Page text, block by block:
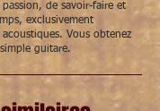
de savoir-faire et
exclusivement
Vous obtenez
guitare.